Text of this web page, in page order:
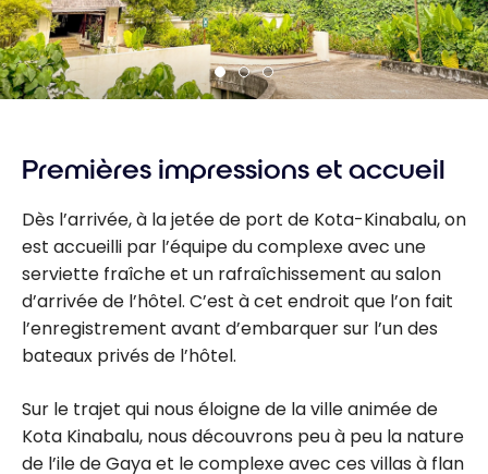
Premières impressions et accueil
Dès l’arrivée, à la jetée de port de Kota-Kinabalu, on
est accueilli par l’équipe du complexe avec une
serviette fraîche et un rafraîchissement au salon
d’arrivée de l’hôtel. C’est à cet endroit que l’on fait
l’enregistrement avant d’embarquer sur l’un des
bateaux privés de l’hôtel.
Sur le trajet qui nous éloigne de la ville animée de
Kota Kinabalu, nous découvrons peu à peu la nature
de l’ile de Gaya et le complexe avec ces villas à flan